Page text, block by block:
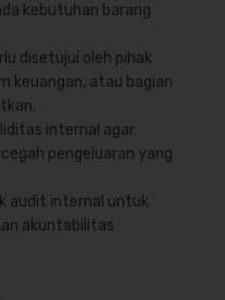
kebutuhan barang
disetujui oleh pihak
keuangan, atau bagian
internal agar
pengeluaran yang
audit internal untuk
akuntabilitas